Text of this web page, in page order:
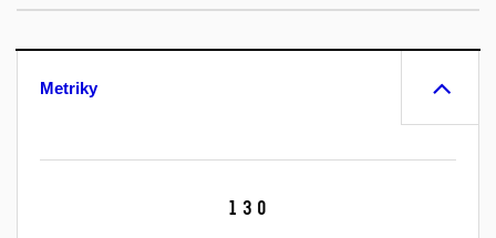
Metriky
130